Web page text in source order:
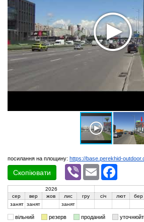
посилання на площину: https://base.perekhid-
Скопіювати
Viber Email
2026
сер
вер жов лис гру січ лют бер
занят занят занят
вільний резерв проданий